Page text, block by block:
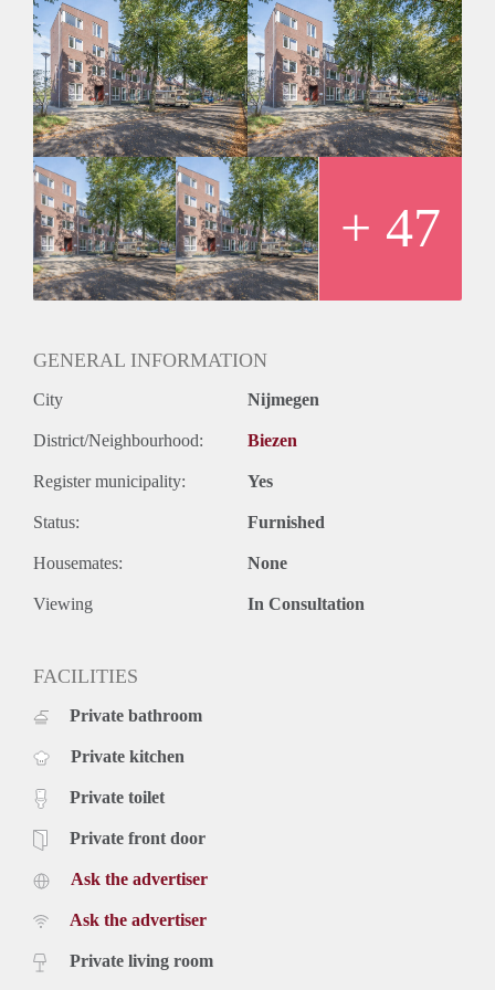
Bijzonderheden:
Huurprijs appartement € 950,00 per maand
Huurprijs is inclusief g/w/e en servicekosten, tv en internet en
gemeentelijke belastingen
Borgsom € 1.000-,
Huurperiode van 1 tot maximaal 6 maanden
Inkomenseis van 3x de kale huur
Gemeubileerd
Parkeergelegenheid voor € 60,00 per maand kunt u parkeren
op eigen terrein
Verplichte schoonmaakkosten bij uit check € 110,00+ 47
GENERAL INFORMATION
City Nijmegen
District/Neighbourhood: Biezen
Register municipality: Yes
Status: Furnished
Housemates: None
Viewing In Consultation
FACILITIES
Private bathroom
Private kitchen
Private toilet
Private front door
Ask the advertiser
Ask the advertiser
Private living room